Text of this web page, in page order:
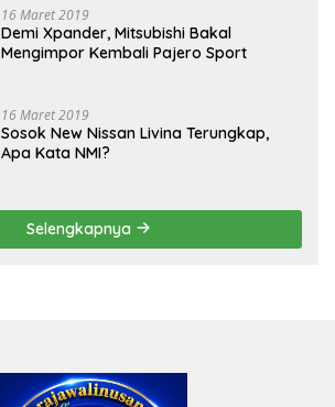
16 Maret 2019
Demi Xpander, Mitsubishi Bakal
Mengimpor Kembali Pajero Sport
16 Maret 2019
Sosok New Nissan Livina Terungkap,
Apa Kata NMI?
Selengkapnya